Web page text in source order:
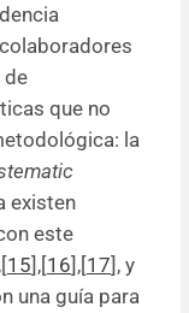
de
que no
la
existen
este
15],[16],[17], y
una guía para